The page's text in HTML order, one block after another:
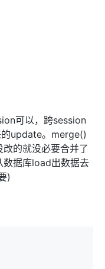
可以，跨session
update。merge()
的就没必要合并了
数据库load出数据去
)